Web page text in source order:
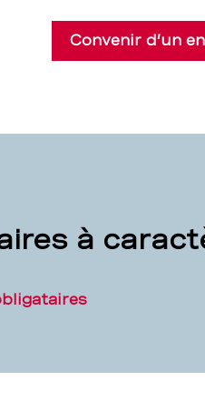
Convenir d’un
à